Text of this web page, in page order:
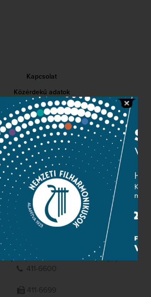
Kapcsolat
Közérdekű adatok
Sajtószoba
Adatvédelem
Impresszum
NEMZETI
Komor Marcell u. 1. (Müpa)
411-6600
411-6699